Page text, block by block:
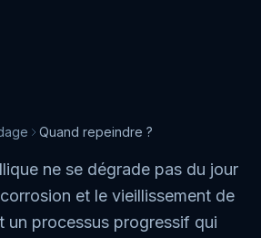
Quand repeindre ?
ne se dégrade pas du jour
et le vieillissement de
un processus progressif qui